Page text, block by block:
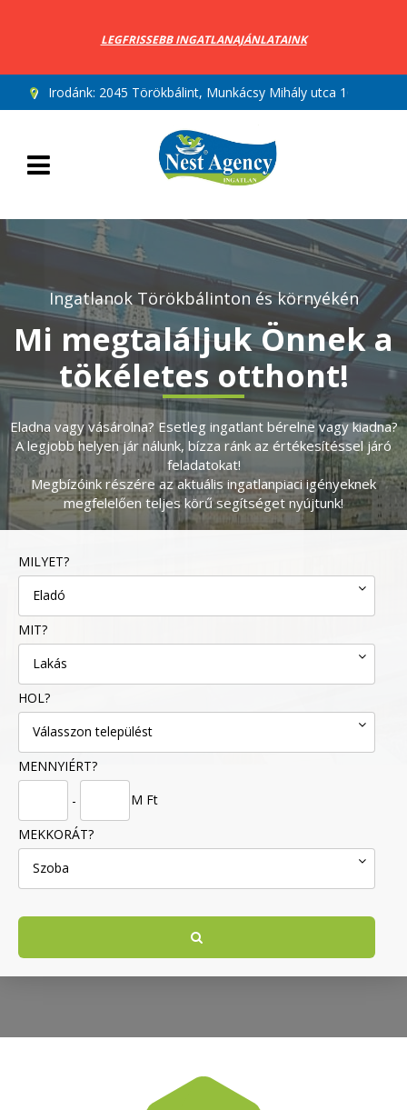
LEGFRISSEBB INGATLANAJÁNLATAINK
Irodánk: 2045 Törökbálint, Munkácsy Mihály utca 10.
Ingatlanok Törökbálinton és környékén
Mi megtaláljuk Önnek a
tökéletes otthont!
Eladna vagy vásárolna? Esetleg ingatlant bérelne vagy kiadna?
A legjobb helyen jár nálunk, bízza ránk az értékesítéssel járó
feladatokat!
Megbízóink részére az aktuális ingatlanpiaci igényeknek
megfelelően teljes körű segítséget nyújtunk!
MILYET?
Eladó
MIT?
Lakás
HOL?
Válasszon települést
MENNYIÉRT?
-
M Ft
MEKKORÁT?
Szoba